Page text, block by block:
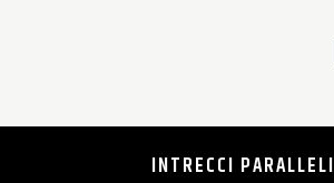
INTRECCI PARALLELI